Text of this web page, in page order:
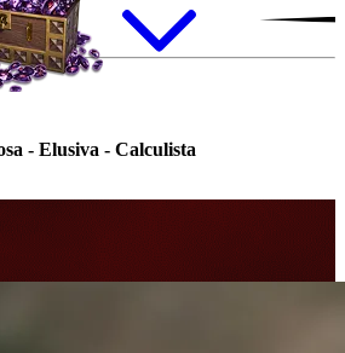
- Elusiva - Calculista